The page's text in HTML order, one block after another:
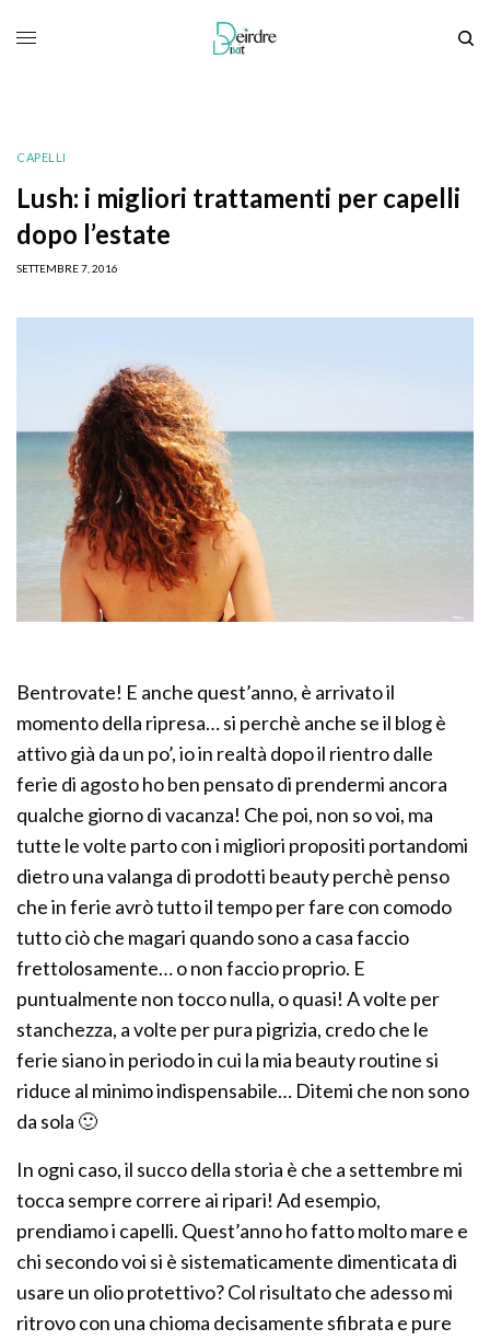
CAPELLI
Lush: i migliori trattamenti per capelli
dopo l’estate
SETTEMBRE 7, 2016
Bentrovate! E anche quest’anno, è arrivato il
momento della ripresa… si perchè anche se il blog è
attivo già da un po’, io in realtà dopo il rientro dalle
ferie di agosto ho ben pensato di prendermi ancora
qualche giorno di vacanza! Che poi, non so voi, ma
tutte le volte parto con i migliori propositi portandomi
dietro una valanga di prodotti beauty perchè penso
che in ferie avrò tutto il tempo per fare con comodo
tutto ciò che magari quando sono a casa faccio
frettolosamente… o non faccio proprio. E
puntualmente non tocco nulla, o quasi! A volte per
stanchezza, a volte per pura pigrizia, credo che le
ferie siano in periodo in cui la mia beauty routine si
riduce al minimo indispensabile… Ditemi che non sono
da sola 🙂
In ogni caso, il succo della storia è che a settembre mi
tocca sempre correre ai ripari! Ad esempio,
prendiamo i capelli. Quest’anno ho fatto molto mare e
chi secondo voi si è sistematicamente dimenticata di
usare un olio protettivo? Col risultato che adesso mi
ritrovo con una chioma decisamente sfibrata e pure